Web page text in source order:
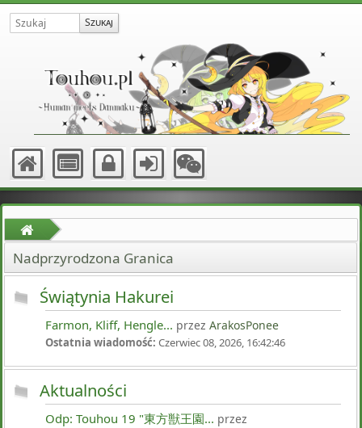
Nadprzyrodzona Granica
Świątynia Hakurei
Farmon, Kliff, Hengle... przez ArakosPonee
Ostatnia wiadomość: Czerwiec 08, 2026, 16:42:46
Aktualności
Odp: Touhou 19 "東方獣王園... przez